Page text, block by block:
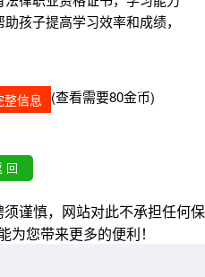
孩子提高学习效率和成绩，
整信息 (查看需要80金币)
谨慎，网站对此不承担任何保
您带来更多的便利！